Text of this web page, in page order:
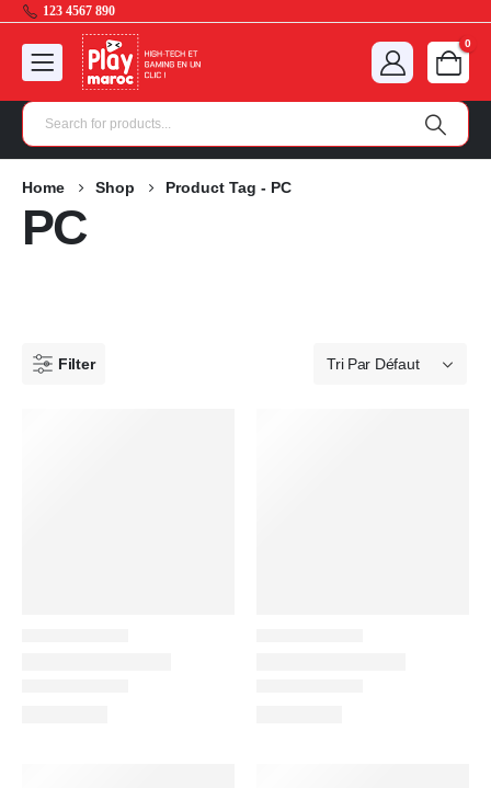
123 4567 890
0
Home Shop Product Tag - PC
PC
Filter